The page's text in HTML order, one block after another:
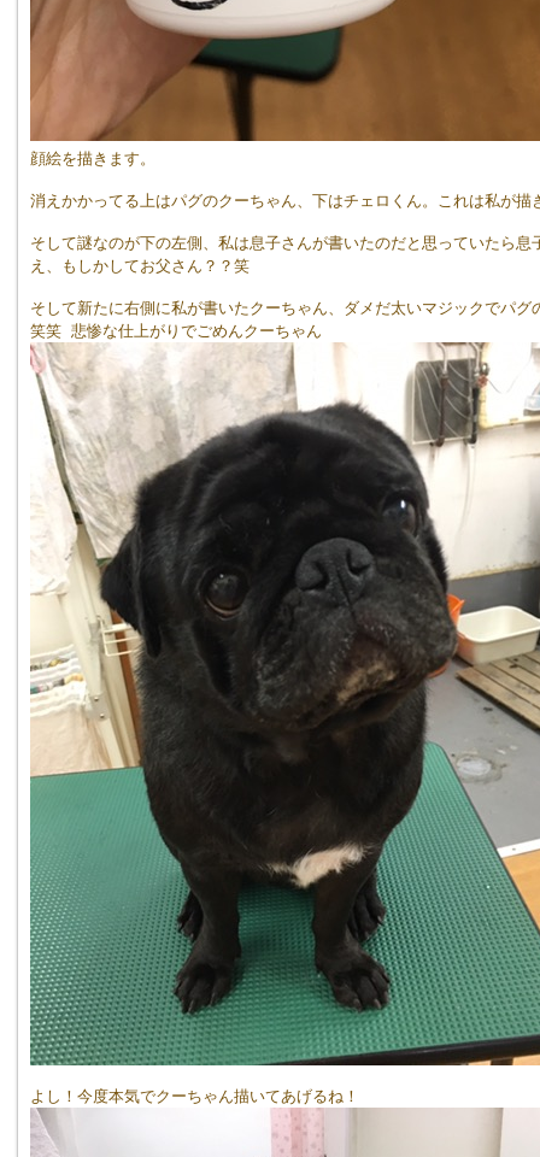
顔絵を描きます。
消えかかってる上はパグのクーちゃん、下はチェロくん。これは私が描
そして謎なのが下の左側、私は息子さんが書いたのだと思っていたら
え、もしかしてお父さん？？笑
そして新たに右側に私が書いたクーちゃん、ダメだ太いマジックでパ
笑笑 悲惨な仕上がりでごめんクーちゃん
よし！今度本気でクーちゃん描いてあげるね！